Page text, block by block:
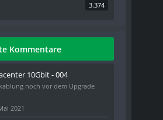
3.374
Kommentare
10Gbit - 004
noch vor dem Upgrade
2021